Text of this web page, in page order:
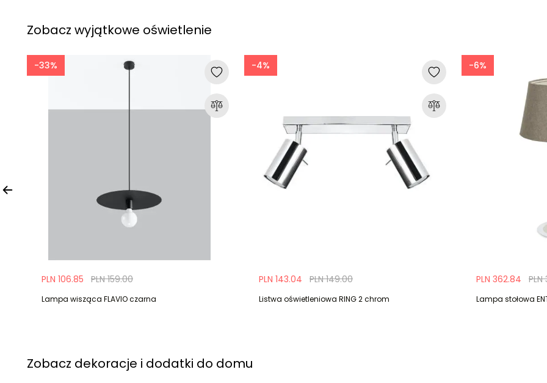
Zobacz wyjątkowe oświetlenie
-33%
PLN 159.00
PLN 106.85
Lampa wisząca FLAVIO czarna
-4%
PLN 149.00
PLN 143.04
Listwa oświetleniowa RING 2 chrom
-6%
PLN 362.84
Lampa stołowa
Zobacz dekoracje i dodatki do domu